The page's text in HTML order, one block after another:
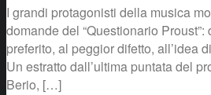
I grandi protagonisti della musica
domande del “Questionario
preferito, al peggior difetto, all’idea
Un estratto dall’ultima puntata del
Berio, […]